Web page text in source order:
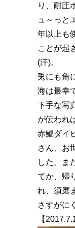
り、耐圧
ュ～っと
年以上も
ことが起
(汗)。
兎にも角
海は最幸
下手な写
が伝われ
赤鯱ダイ
さん、お
した。ま
てか、帰
れ、須磨
さすがに
【